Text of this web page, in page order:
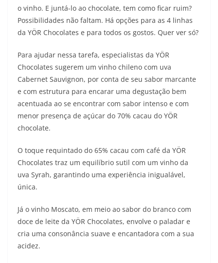
o vinho. E juntá-lo ao chocolate, tem como ficar ruim?
Possibilidades não faltam. Há opções para as 4 linhas
da YÖR Chocolates e para todos os gostos. Quer ver só?
Para ajudar nessa tarefa, especialistas da YÖR
Chocolates sugerem um vinho chileno com uva
Cabernet Sauvignon, por conta de seu sabor marcante
e com estrutura para encarar uma degustação bem
acentuada ao se encontrar com sabor intenso e com
menor presença de açúcar do 70% cacau do YÖR
chocolate.
O toque requintado do 65% cacau com café da YÖR
Chocolates traz um equilíbrio sutil com um vinho da
uva Syrah, garantindo uma experiência inigualável,
única.
Já o vinho Moscato, em meio ao sabor do branco com
doce de leite da YÖR Chocolates, envolve o paladar e
cria uma consonância suave e encantadora com a sua
acidez.